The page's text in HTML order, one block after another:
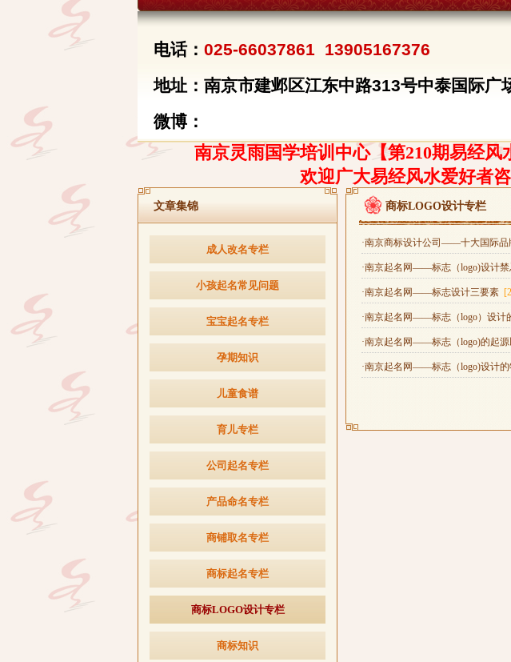
电话： 025-66037861 13905167376
地址：南京市建邺区江东中路313号中泰国际广
微博：
南京灵雨国学培训中心【第210期易经风
欢迎广大易经风水爱好者
文章集锦
成人改名专栏
小孩起名常见问题
宝宝起名专栏
孕期知识
儿童食谱
育儿专栏
公司起名专栏
产品命名专栏
商铺取名专栏
商标起名专栏
商标LOGO设计专栏
商标知识
商标LOGO设计专栏
·南京商标设计公司——十大国际品
·南京起名网——标志（logo)设计禁
·南京起名网——标志设计三要素
·南京起名网——标志（logo）设计
·南京起名网——标志（logo)的起
·南京起名网——标志（logo)设计的